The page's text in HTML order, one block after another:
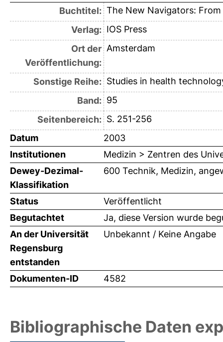
Buchtitel: The New Navigators:
Verlag: IOS Press
Ort der
Veröffentlichung:
Amsterdam
Sonstige Reihe: Studies in health
Band: 95
Seitenbereich: S. 251-256
Datum
2003
Institutionen
Medizin > Zentren des
Dewey-Dezimal-
Klassifikation
600 Technik, Medizin,
Status
Veröffentlicht
Begutachtet
Ja, diese Version wurde
An der Universität
Regensburg
entstanden
Unbekannt / Keine Angabe
Dokumenten-ID 4582
Bibliographische Daten